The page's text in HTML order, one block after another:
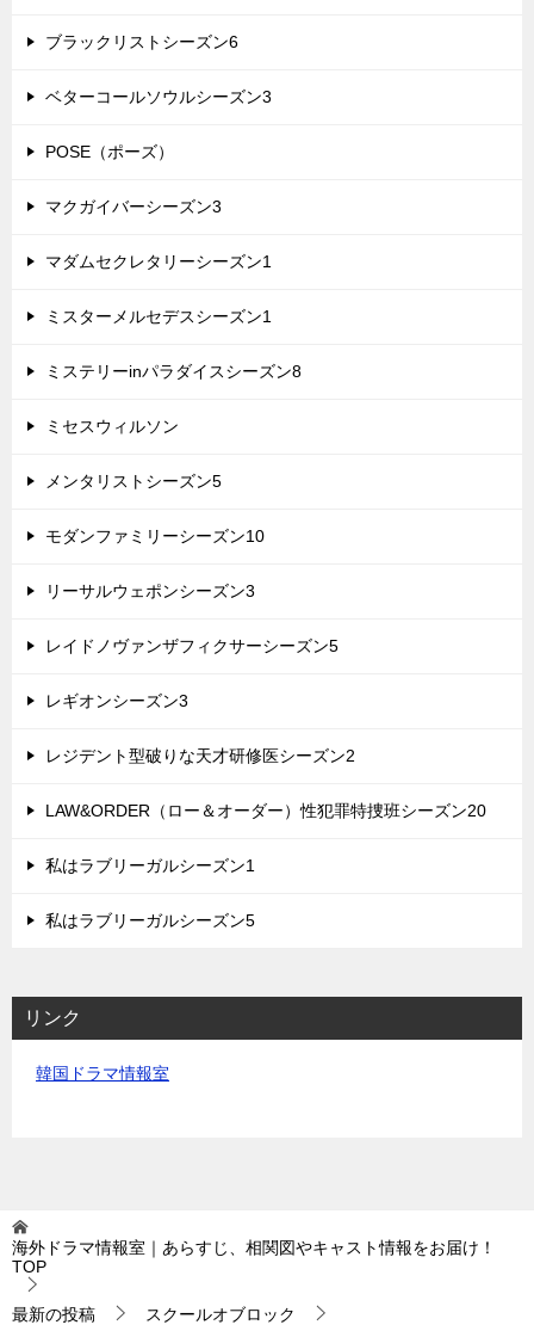
ブラックリストシーズン6
ベターコールソウルシーズン3
POSE（ポーズ）
マクガイバーシーズン3
マダムセクレタリーシーズン1
ミスターメルセデスシーズン1
ミステリーinパラダイスシーズン8
ミセスウィルソン
メンタリストシーズン5
モダンファミリーシーズン10
リーサルウェポンシーズン3
レイドノヴァンザフィクサーシーズン5
レギオンシーズン3
レジデント型破りな天才研修医シーズン2
LAW&ORDER（ロー＆オーダー）性犯罪特捜班シーズン20
私はラブリーガルシーズン1
私はラブリーガルシーズン5
リンク
韓国ドラマ情報室
海外ドラマ情報室｜あらすじ、相関図やキャスト情報をお届け！
TOP
最新の投稿 スクールオブロック